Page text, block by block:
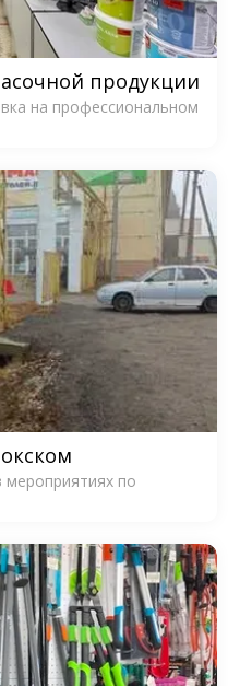
продукции
на профессиональном
мероприятиях по